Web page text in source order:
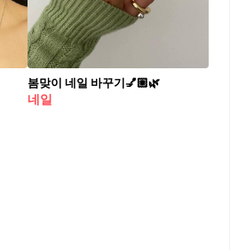
봄맞이 네일 바꾸기💅🏼🌿
네일